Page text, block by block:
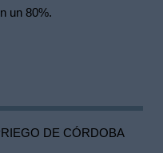
un 80%.
DE CÓRDOBA